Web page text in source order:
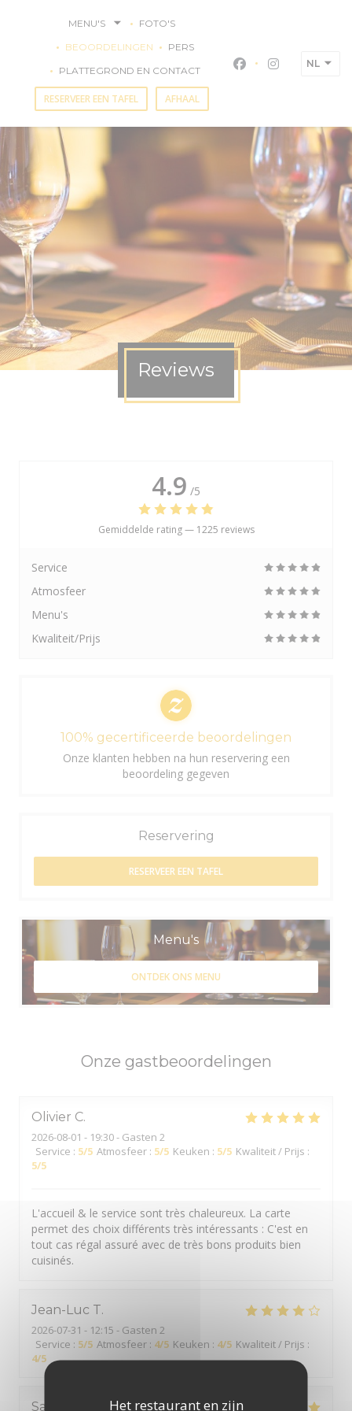
Het restaurant en zijn
MENU'S
FOTO'S
BEOORDELINGEN
PERS
PLATTEGROND EN CONTACT
RESERVEER EEN TAFEL AFHAAL
Facebook ((opent
Instagram
NL
Reviews
Onze gastbeoordelingen
Olivier C
2026-08-01 - 19:30 - Gasten 2
Service : 5/5 Atmosfeer : 5/5 Keuken : 5/5 Kwaliteit / Prijs :
5/5
L'accueil & le service sont très chaleureux. La carte
permet des choix différents très intéressants : C'est en
tout cas régal assuré avec de très bons produits bien
cuisinés.
Jean-Luc T
2026-07-31 - 12:15 - Gasten 2
Service : 5/5 Atmosfeer : 4/5 Keuken : 4/5 Kwaliteit / Prijs :
4/5
Sabrina
4.9 /5
Gemiddelde rating — 1225 reviews
Service
Atmosfeer
Menu's
Kwaliteit/Prijs
100% gecertificeerde beoordelingen
Onze klanten hebben na hun reservering een
beoordeling gegeven
Reservering
RESERVEER EEN TAFEL
Menu's
ONTDEK ONS MENU